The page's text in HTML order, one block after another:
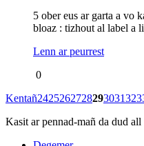
5 ober eus ar garta a vo
bloaz : tizhout al label a
Lenn ar peurrest
0
Kentañ242526272829303132
Kasit ar pennad-mañ da dud all